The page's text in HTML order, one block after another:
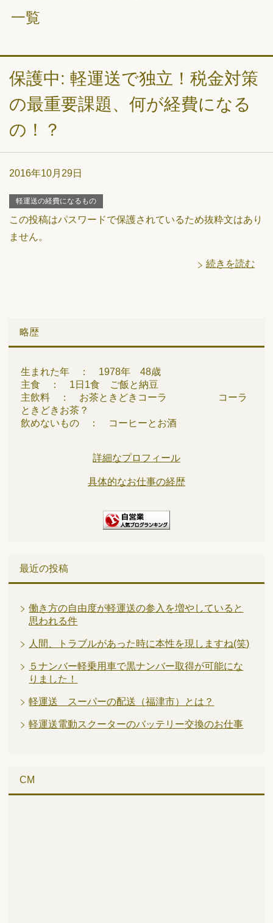
一覧
保護中: 軽運送で独立！税金対策
の最重要課題、何が経費になる
の！？
2016年10月29日
軽運送の経費になるもの
この投稿はパスワードで保護されているため抜粋文はあり
ません。
続きを読む
略歴
生まれた年 ： 1978年 48歳
主食 ： 1日1食 ご飯と納豆
主飲料 ： お茶ときどきコーラ コーラ
ときどきお茶？
飲めないもの ： コーヒーとお酒
詳細なプロフィール
具体的なお仕事の経歴
最近の投稿
働き方の自由度が軽運送の参入を増やしていると
思われる件
人間、トラブルがあった時に本性を現しますね(笑)
５ナンバー軽乗用車で黒ナンバー取得が可能にな
りました！
軽運送 スーパーの配送（福津市）とは？
軽運送電動スクーターのバッテリー交換のお仕事
CM